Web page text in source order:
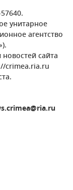
унитарное
агентство
сайта
crimea.ria.ru